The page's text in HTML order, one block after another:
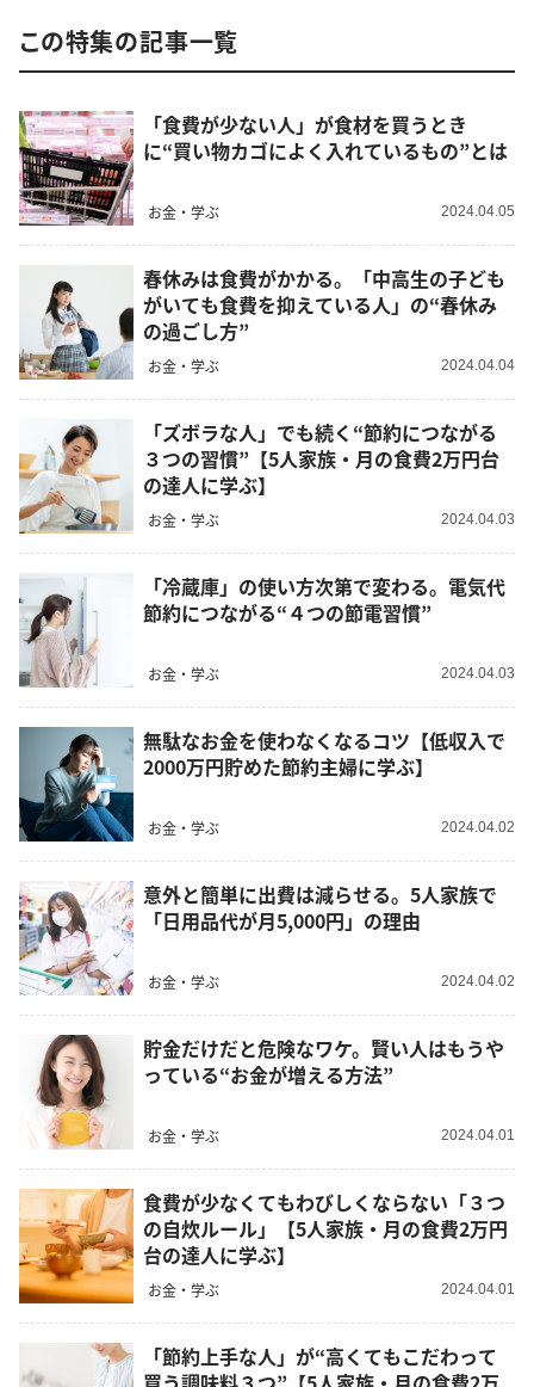
この特集の記事一覧
「食費が少ない人」が食材を買うとき
に“買い物カゴによく入れているもの”とは
お金・学ぶ 2024.04.05
春休みは食費がかかる。「中高生の子ども
がいても食費を抑えている人」の“春休み
の過ごし方”
お金・学ぶ 2024.04.04
「ズボラな人」でも続く“節約につながる
３つの習慣”【5人家族・月の食費2万円台
の達人に学ぶ】
お金・学ぶ 2024.04.03
「冷蔵庫」の使い方次第で変わる。電気代
節約につながる“４つの節電習慣”
お金・学ぶ 2024.04.03
無駄なお金を使わなくなるコツ【低収入で
2000万円貯めた節約主婦に学ぶ】
お金・学ぶ 2024.04.02
意外と簡単に出費は減らせる。5人家族で
「日用品代が月5,000円」の理由
お金・学ぶ 2024.04.02
貯金だけだと危険なワケ。賢い人はもうや
っている“お金が増える方法”
お金・学ぶ 2024.04.01
食費が少なくてもわびしくならない「３つ
の自炊ルール」【5人家族・月の食費2万円
台の達人に学ぶ】
お金・学ぶ 2024.04.01
「節約上手な人」が“高くてもこだわって